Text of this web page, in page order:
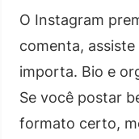
O Instagram
comenta,
importa. Bio e
Se você postar
formato certo,